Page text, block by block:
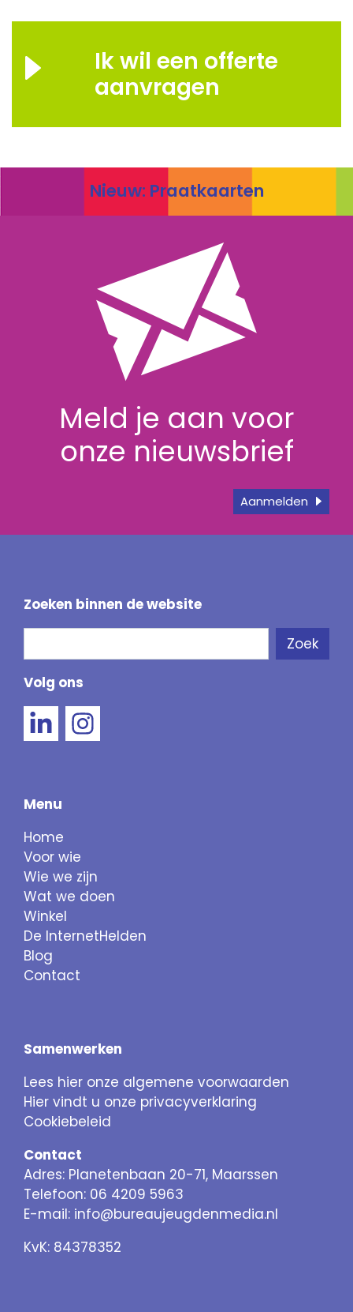
Ik wil een offerte
aanvragen
Nieuw: Praatkaarten
Meld je aan voor
onze nieuwsbrief
Aanmelden
Menu
Home
Voor wie
Wie we zijn
Wat we doen
Winkel
De InternetHelden
Blog
Contact
Samenwerken
Lees hier onze algemene voorwaarden
Hier vindt u onze privacyverklaring
Cookiebeleid
Contact
Adres: Planetenbaan 20-71, Maarssen
Telefoon: 06 4209 5963
E-mail: info@bureaujeugdenmedia.nl
KvK: 84378352
Zoeken binnen de website
Zoek
Volg ons